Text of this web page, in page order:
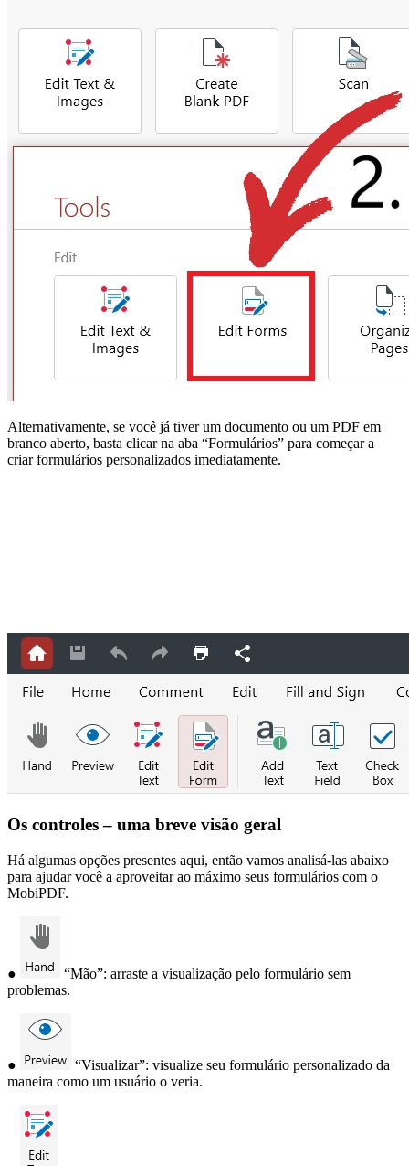
Alternativamente, se você já tiver um documento ou um PDF em
branco aberto, basta clicar na aba “Formulários” para começar a
criar formulários personalizados imediatamente.
Os controles – uma breve visão geral
Há algumas opções presentes aqui, então vamos analisá-las abaixo
para ajudar você a aproveitar ao máximo seus formulários com o
MobiPDF.
●
“Mão”: arraste a visualização pelo formulário sem
problemas.
●
“Visualizar”: visualize seu formulário personalizado da
maneira como um usuário o veria.